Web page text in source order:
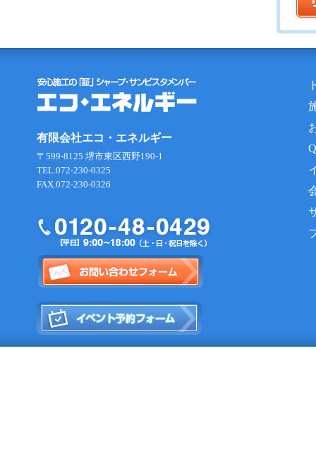
有限会社エコ・エネルギー
〒599-8125 堺市東区西野190-1
TEL.072-230-0325
FAX.072-230-0326